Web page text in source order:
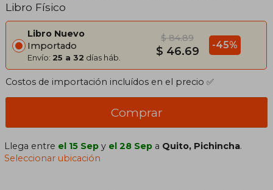
Libro Físico
Libro Nuevo
Importado
Envío: 25 a 32 días háb.
$ 84.89
$ 46.69 -45%
Costos de importación incluídos en el precio ✅
Comprar
Llega entre el 15 Sep y el 28 Sep a Quito, Pichincha.
Seleccionar ubicación